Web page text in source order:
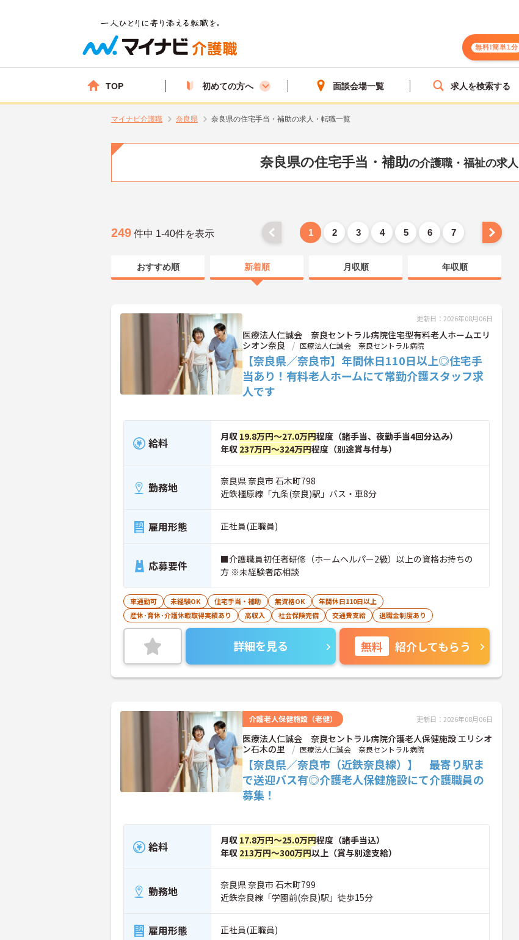
無料!簡単1分
TOP 初めての方へ 面談会場一覧 求人を検索する
マイナビ介護職 奈良県 奈良県の住宅手当・補助の求人・転職一覧
奈良県の住宅手当・補助の介護職・福祉の求
249 件中 1-40件を表示 1 2 3 4 5 6 7
おすすめ順 新着順 月収順 年収順
更新日：2026年08月06日
医療法人仁誠会 奈良セントラル病院住宅型有料老人ホームエリ
シオン奈良
医療法人仁誠会 奈良セントラル病院
【奈良県／奈良市】年間休日110日以上◎住宅手
当あり！有料老人ホームにて常勤介護スタッフ求
人です
給料 月収 19.8万円～27.0万円程度（諸手当、夜勤手当4回分込み）
年収 237万円～324万円程度（別途賞与付与）
勤務地
奈良県 奈良市 石木町798
近鉄橿原線「九条(奈良)駅」バス・車8分
雇用形態 正社員(正職員)
応募要件
■介護職員初任者研修（ホームヘルパー2級）以上の資格お持ちの
方 ※未経験者応相談
車通勤可 未経験OK 住宅手当・補助 無資格OK
年間休日110日以上
産休･育休･介護休暇取得実績あり
高収入 社会保険完備 交通費支給 退職金制度あり
詳細を見る 無料 紹介してもらう
介護老人保健施設（老健） 更新日：2026年08月06日
医療法人仁誠会 奈良セントラル病院介護老人保健施設 エリシオ
ン石木の里
医療法人仁誠会 奈良セントラル病院
【奈良県／奈良市（近鉄奈良線）】 最寄り駅ま
で送迎バス有◎介護老人保健施設にて介護職員の
募集！
給料 月収 17.8万円～25.0万円程度（諸手当込）
年収 213万円～300万円以上（賞与別途支給）
勤務地
奈良県 奈良市 石木町799
近鉄奈良線「学園前(奈良)駅」徒歩15分
雇用形態 正社員(正職員)